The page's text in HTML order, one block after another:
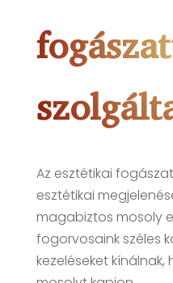
Az esztétikai
esztétikai
magabiztos mosoly
fogorvosaink széles
kezeléseket